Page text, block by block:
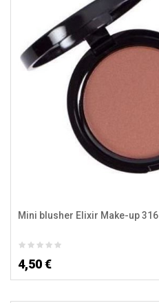
Mini blusher Elixir Make-up 316
4,50 €